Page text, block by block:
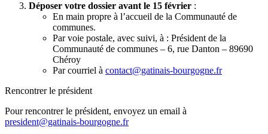
Déposer votre dossier avant le 15 février :
En main propre à l’accueil de la Communauté de
communes.
Par voie postale, avec suivi, à : Président de la
Communauté de communes – 6, rue Danton – 89690
Chéroy
Par courriel à contact@gatinais-bourgogne.fr
Rencontrer le président
Pour rencontrer le président, envoyez un email à
president@gatinais-bourgogne.fr